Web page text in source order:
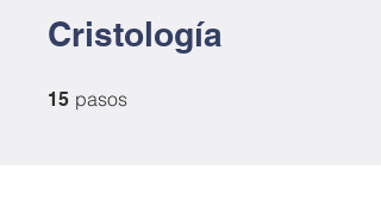
Cristología
15 pasos